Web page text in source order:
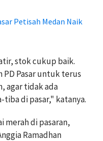
Petisah Medan Naik
stok cukup baik.
PD Pasar untuk terus
agar tidak ada
tiba di pasar," katanya.
merah di pasaran,
Ramadhan